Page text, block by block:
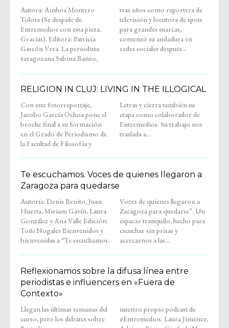
Autora: Ainhoa Montero
Tolosa (Se despide de
Entremedios con esta pieza.
Gracias). Editora: Patricia
Gascón Vera. La periodista
zaragozana Sabina Banzo,
tras años como reportera de
televisión y locutora de spots
para grandes marcas,
comenzó su andadura en
redes sociales después...
RELIGION IN CLUJ: LIVING IN THE ILLOGICAL
Con este fotorreportaje,
Jacobo García Ochoa pone el
broche final a su formación
en el Grado de Periodismo de
la Facultad de Filosofía y
Letras y cierra también su
etapa como colaborador de
Entremedios. Su trabajo nos
traslada a...
Te escuchamos. Voces de quienes llegaron a
Zaragoza para quedarse
Autoría: Denis Benito, Juan
Huerta, Miriam Gavín, Laura
González y Ana Valle Edición:
Toñi Nogales Bienvenidos y
bienvenidas a “Te escuchamos.
Voces de quienes llegaron a
Zaragoza para quedarse”. Un
espacio tranquilo, hecho para
escuchar sin prisas y
acercarnos a las...
Reflexionamos sobre la difusa línea entre
periodistas e influencers en «Fuera de
Contexto»
Llegan las últimas semanas del
curso, pero los debates sobre
nuestro propio podcast de
#Entremedios. Laura Jiménez,